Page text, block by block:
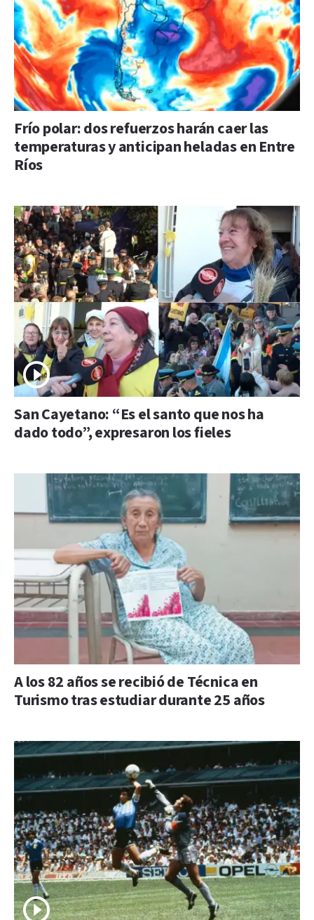
Frío polar: dos refuerzos harán caer las
temperaturas y anticipan heladas en Entre
Ríos
San Cayetano: “Es el santo que nos ha
dado todo”, expresaron los fieles
A los 82 años se recibió de Técnica en
Turismo tras estudiar durante 25 años